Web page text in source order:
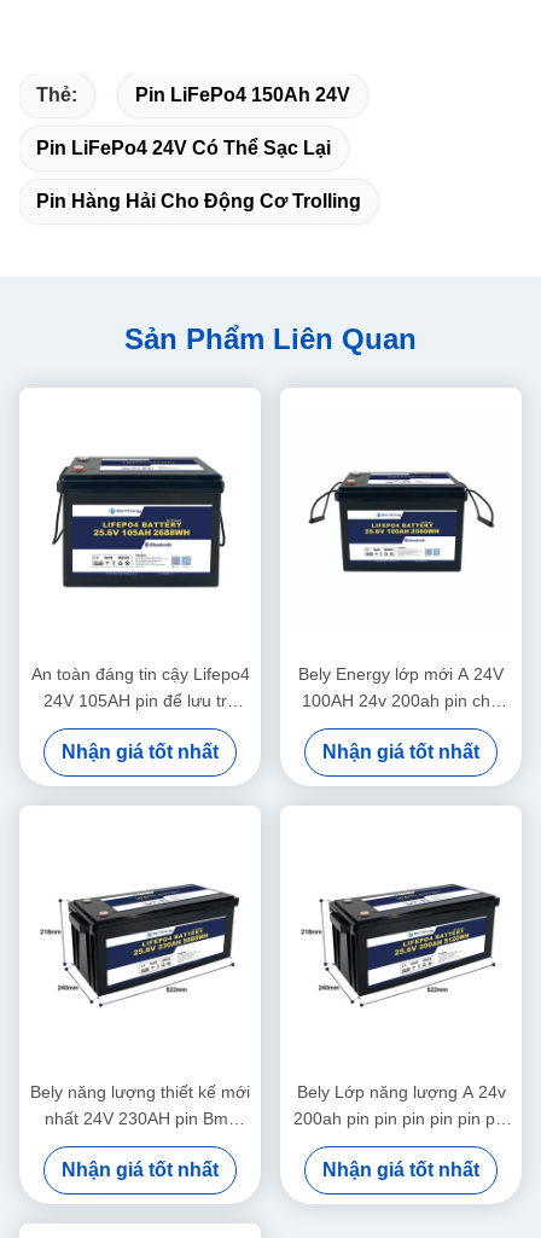
Thẻ: Pin LiFePo4 150Ah 24V
Pin LiFePo4 24V Có Thể Sạc Lại
Pin Hàng Hải Cho Động Cơ Trolling
Sản Phẩm Liên Quan
An toàn đáng tin cậy Lifepo4
24V 105AH pin để lưu trữ
năng lượng Hệ thống năng
lượng mặt trời Hải quân
Nhận giá tốt nhất
Bely Energy lớp mới A 24V
100AH 24v 200ah pin cho
nguồn cung cấp năng lượng
xe tải
Nhận giá tốt nhất
Bely năng lượng thiết kế mới
nhất 24V 230AH pin Bms
cho Yacht Scooter y tế
Nhận giá tốt nhất
Bely Lớp năng lượng A 24v
200ah pin pin pin pin pin pin
pin pin pin pin pin pin pin pin
pin pin pin pin pin pin pin
Nhận giá tốt nhất